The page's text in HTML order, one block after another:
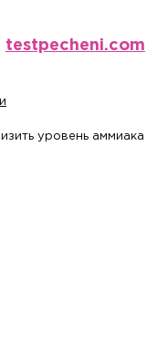
testpecheni.com
уровень аммиака